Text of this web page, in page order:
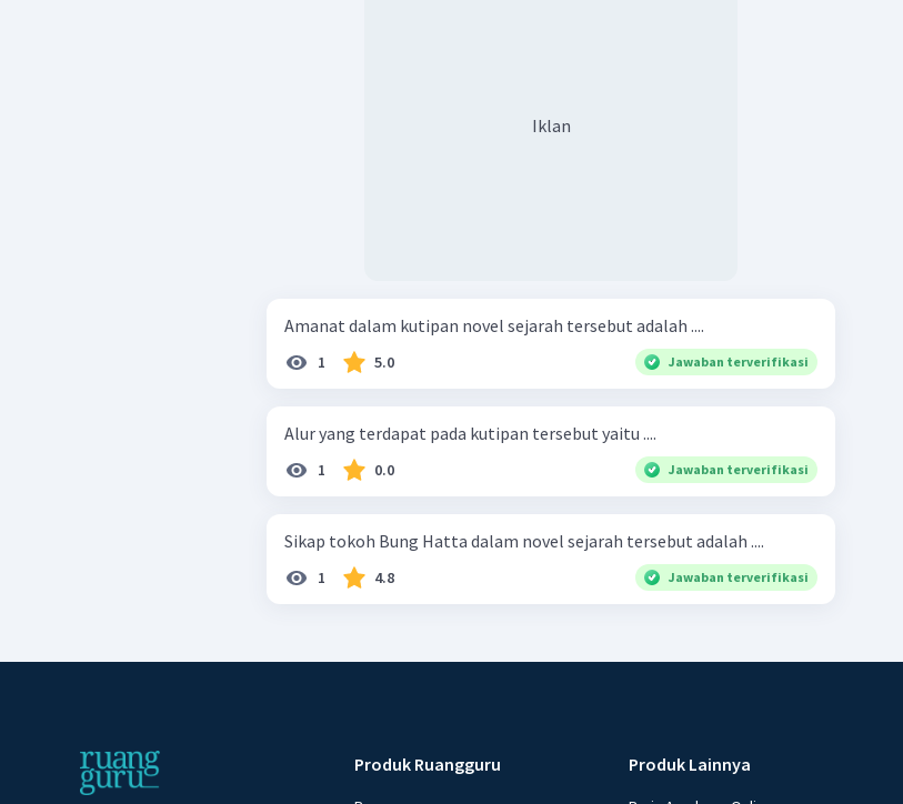
Iklan
Amanat dalam kutipan novel sejarah tersebut adalah ....
1 5.0 Jawaban terverifikasi
Alur yang terdapat pada kutipan tersebut yaitu ....
1 0.0 Jawaban terverifikasi
Sikap tokoh Bung Hatta dalam novel sejarah tersebut adalah ....
1 4.8 Jawaban terverifikasi
Produk Ruangguru Produk Lainnya